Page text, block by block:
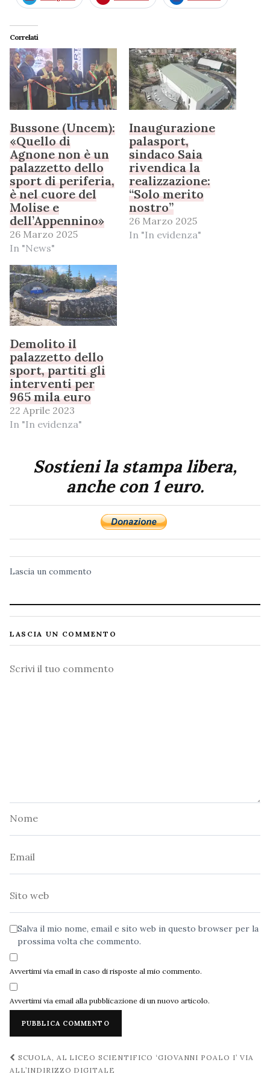
Correlati
Bussone (Uncem):
«Quello di
Agnone non è un
palazzetto dello
sport di periferia,
è nel cuore del
Molise e
dell’Appennino»
26 Marzo 2025
In "News"
Inaugurazione
palasport,
sindaco Saia
rivendica la
realizzazione:
“Solo merito
nostro”
26 Marzo 2025
In "In evidenza"
Demolito il
palazzetto dello
sport, partiti gli
interventi per
965 mila euro
22 Aprile 2023
In "In evidenza"
Sostieni la stampa libera,
anche con 1 euro.
Lascia un commento
LASCIA UN COMMENTO
Commento
Salva il mio nome, email e sito web in questo browser per la
prossima volta che commento.
Avvertimi via email in caso di risposte al mio commento.
Avvertimi via email alla pubblicazione di un nuovo articolo.
Navigazione
SCUOLA, AL LICEO SCIENTIFICO ‘GIOVANNI POALO I’ VIA
ALL’INDIRIZZO DIGITALE